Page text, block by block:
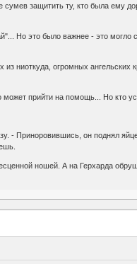
сумев защитить ту, кто была
Но это было важнее - это
ниоткуда, огромных
прийти на помощь... Но кто
- Приноровившись, он поднял
ношей. А на Герхарда